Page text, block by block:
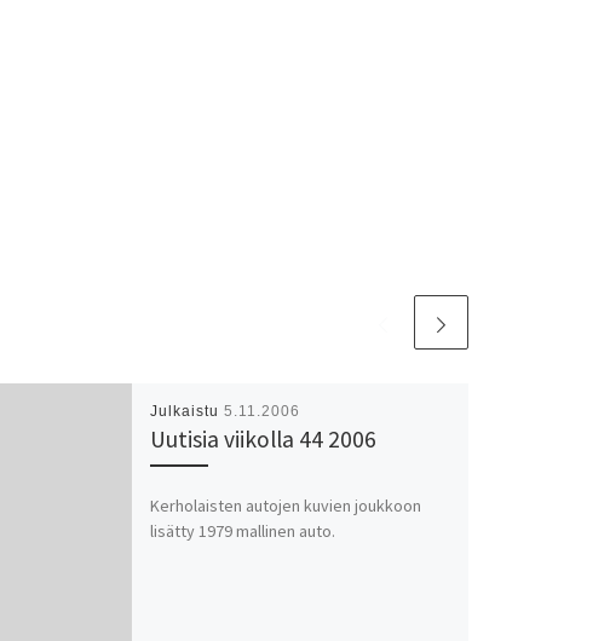
Julkaistu 5.11.2006
Uutisia viikolla 44 2006
Kerholaisten autojen kuvien joukkoon
lisätty 1979 mallinen auto.